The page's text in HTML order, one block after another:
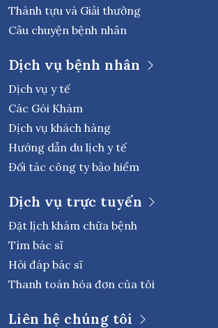
Thành tựu và Giải thưởng
Câu chuyện bệnh nhân
Dịch vụ bệnh nhân
Dịch vụ y tế
Các Gói Khám
Dịch vụ khách hàng
Hướng dẫn du lịch y tế
Đối tác công ty bảo hiểm
Dịch vụ trực tuyến
Đặt lịch khám chữa bệnh
Tìm bác sĩ
Hỏi đáp bác sĩ
Thanh toán hóa đơn của tôi
Liên hệ chúng tôi